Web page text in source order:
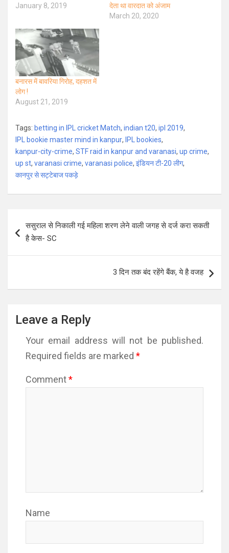
January 8, 2019
देता था वारदात को अंजाम
March 20, 2020
बनारस में बावरिया गिरोह, दहशत में
लोग !
August 21, 2019
Tags: betting in IPL cricket Match, indian t20, ipl 2019,
IPL bookie master mind in kanpur, IPL bookies,
kanpur-city-crime, STF raid in kanpur and varanasi, up crime,
up st, varanasi crime, varanasi police, इंडियन टी-20 लीग,
कानपुर से सट्टेबाज पकड़े
navigation
ससुराल से निकाली गई महिला शरण लेने वाली जगह से दर्ज करा सकती
है केस- SC
3 दिन तक बंद रहेंगे बैंक, ये है वजह
Leave a Reply
Your email address will not be published.
Required fields are marked *
Comment*
Name